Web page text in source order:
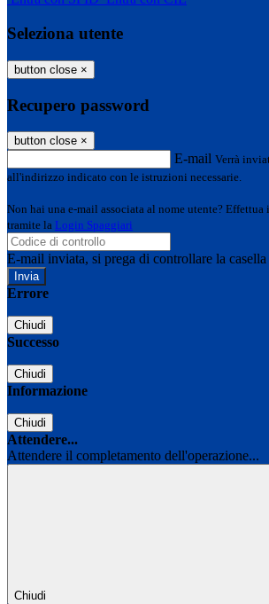
Seleziona utente
button close ×
Recupero password
button close ×
E-mail Verrà
all'indirizzo indicato con le istruzioni necessarie.
Non hai una e-mail associata al nome utente? Effettua
tramite la Login Spaggiari
E-mail inviata, si prega di controllare la
Errore
Chiudi
Successo
Chiudi
Informazione
Chiudi
Attendere...
Attendere il completamento dell'operazione...
Chiudi